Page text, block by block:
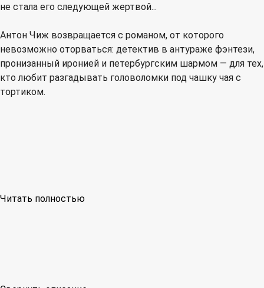
не стала его следующей жертвой...
Антон Чиж возвращается с романом, от которого
невозможно оторваться: детектив в антураже фэнтези,
пронизанный иронией и петербургским шармом — для тех,
кто любит разгадывать головоломки под чашку чая с
тортиком.
Читать полностью